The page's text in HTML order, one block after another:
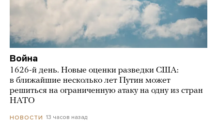
Война
1626-й день. Новые оценки разведки США:
в ближайшие несколько лет Путин может
решиться на ограниченную атаку на одну из стран
НАТО
НОВОСТИ 13 часов назад